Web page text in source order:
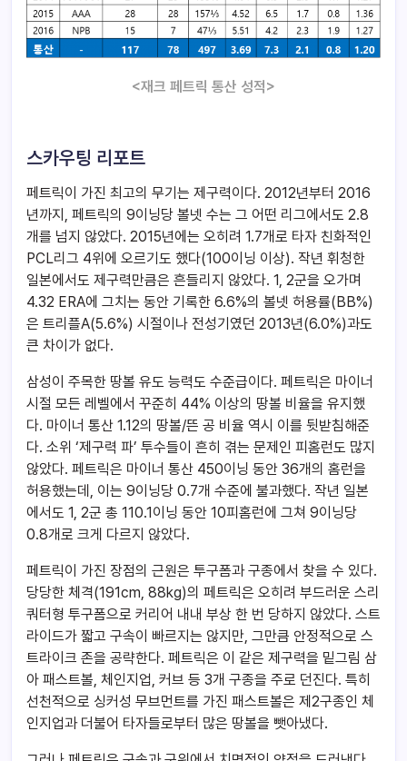
<재크 페트릭 통산 성적>
스카우팅 리포트
페트릭이 가진 최고의 무기는 제구력이다. 2012년부터 2016
년까지, 페트릭의 9이닝당 볼넷 수는 그 어떤 리그에서도 2.8
개를 넘지 않았다. 2015년에는 오히려 1.7개로 타자 친화적인
PCL리그 4위에 오르기도 했다(100이닝 이상). 작년 휘청한
일본에서도 제구력만큼은 흔들리지 않았다. 1, 2군을 오가며
4.32 ERA에 그치는 동안 기록한 6.6%의 볼넷 허용률(BB%)
은 트리플A(5.6%) 시절이나 전성기였던 2013년(6.0%)과도
큰 차이가 없다.
삼성이 주목한 땅볼 유도 능력도 수준급이다. 페트릭은 마이너
시절 모든 레벨에서 꾸준히 44% 이상의 땅볼 비율을 유지했
다. 마이너 통산 1.12의 땅볼/뜬 공 비율 역시 이를 뒷받침해준
다. 소위 ‘제구력 파’ 투수들이 흔히 겪는 문제인 피홈런도 많지
않았다. 페트릭은 마이너 통산 450이닝 동안 36개의 홈런을
허용했는데, 이는 9이닝당 0.7개 수준에 불과했다. 작년 일본
에서도 1, 2군 총 110.1이닝 동안 10피홈런에 그쳐 9이닝당
0.8개로 크게 다르지 않았다.
페트릭이 가진 장점의 근원은 투구폼과 구종에서 찾을 수 있다.
당당한 체격(191cm, 88kg)의 페트릭은 오히려 부드러운 스리
쿼터형 투구폼으로 커리어 내내 부상 한 번 당하지 않았다. 스트
라이드가 짧고 구속이 빠르지는 않지만, 그만큼 안정적으로 스
트라이크 존을 공략한다. 페트릭은 이 같은 제구력을 밑그림 삼
아 패스트볼, 체인지업, 커브 등 3개 구종을 주로 던진다. 특히
선천적으로 싱커성 무브먼트를 가진 패스트볼은 제2구종인 체
인지업과 더불어 타자들로부터 많은 땅볼을 뺏아냈다.